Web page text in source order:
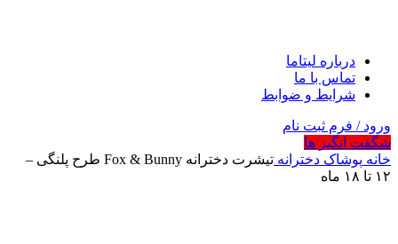
درباره لیتاما
تماس با ما
شرایط و ضوابط
ورود / فرم ثبت نام
شگفت انگیز ها
خانه پوشاک دخترانه
تیشرت دخترانه Fox & Bunny طرح پلنگی –
۱۲ تا ۱۸ ماه